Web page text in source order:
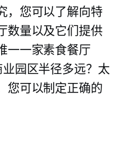
，您可以了解向特
数量以及它们提供
一一家素食餐厅
园区半径多远？太
您可以制定正确的